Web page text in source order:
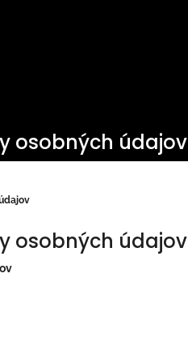
osobných údajov
osobných údajov